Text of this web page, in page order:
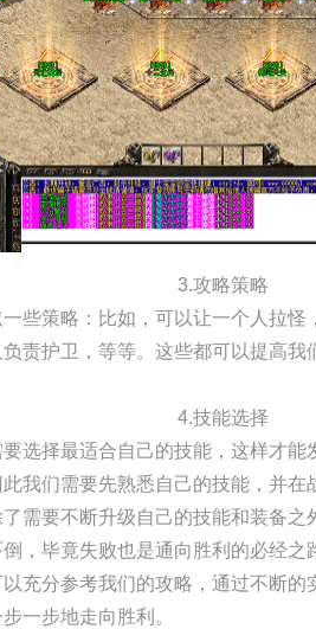
3.攻略策略
些策略：比如，可以让一个人拉
责护卫，等等。这些都可以提高
4.技能选择
选择最适合自己的技能，这样才
我们需要先熟悉自己的技能，并在
需要不断升级自己的技能和装备
，毕竟失败也是通向胜利的必经之
充分参考我们的攻略，通过不断的
一步地走向胜利。